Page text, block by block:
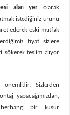
alan yer olarak
istediğiniz ürünü
ederek eski mutfak
fiyat sizlere
sökerek teslim alıyor
önemlidir. Sizlerden
yapacağımızdan,
herhangi bir kusur